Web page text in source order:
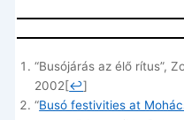
“Busójárás az élő rítus”,
2002[↩]
“Busó festivities at